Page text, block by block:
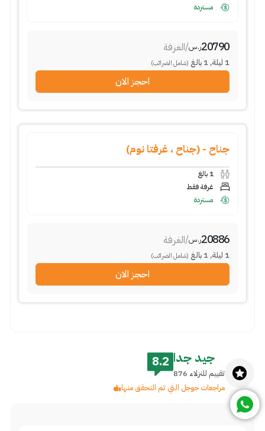
مستردة
20790ر.س/الغرفة
1 ليلة,
1 بالغ (شامل الضرائب)
احجز الان
جناح - (جناح ، غرفتا نوم)
1 بالغ
غرفة فقط
مستردة
20886ر.س/الغرفة
1 ليلة,
1 بالغ (شامل الضرائب)
احجز الان
جيد جدا
تقييم للنزلاء 876
8.2
مراجعات جوجل التي تم التحقق منها